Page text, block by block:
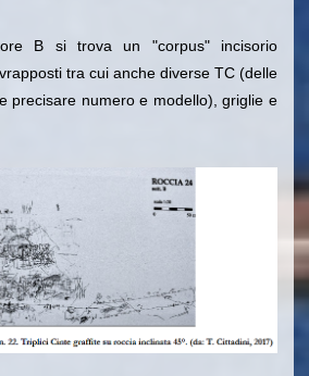
B si trova un "corpus" incisorio
tra cui anche diverse TC (delle
precisare numero e modello), griglie e